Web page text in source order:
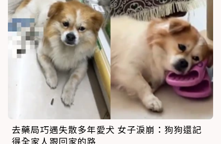
去藥局巧遇失散多年愛犬 女子淚崩：狗狗還記
得全家人跟回家的路